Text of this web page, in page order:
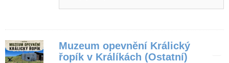
Muzeum opevnění Králický
řopík v Králíkách (Ostatní)